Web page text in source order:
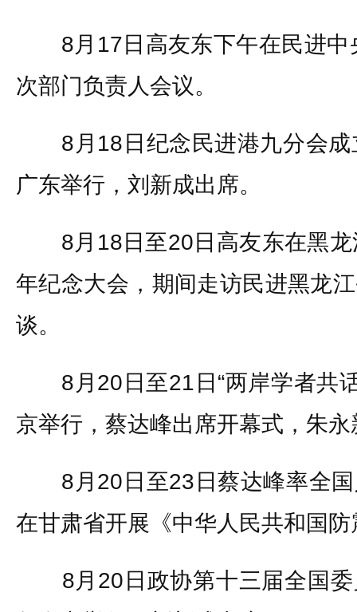
8月17日高友东下午在民进中
次部门负责人会议。
8月18日纪念民进港九分会成
广东举行，刘新成出席。
8月18日至20日高友东在黑龙
年纪念大会，期间走访民进黑龙
谈。
8月20日至21日“两岸学者共话
京举行，蔡达峰出席开幕式，朱
8月20日至23日蔡达峰率全国
在甘肃省开展《中华人民共和国
8月20日政协第十三届全国委